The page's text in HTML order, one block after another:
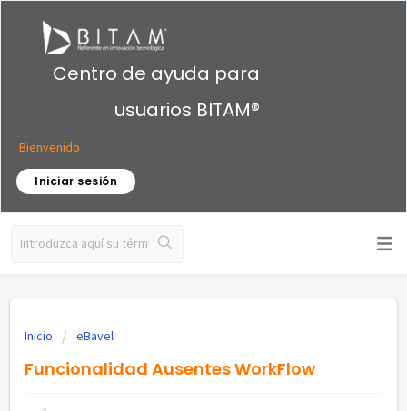
Centro de ayuda para
usuarios BITAM®
Bienvenido
Iniciar sesión
Inicio eBavel
Funcionalidad Ausentes WorkFlow